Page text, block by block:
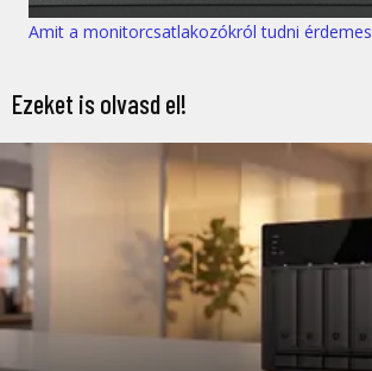
Amit a monitorcsatlakozókról tudni érdemes
Ezeket is olvasd el!